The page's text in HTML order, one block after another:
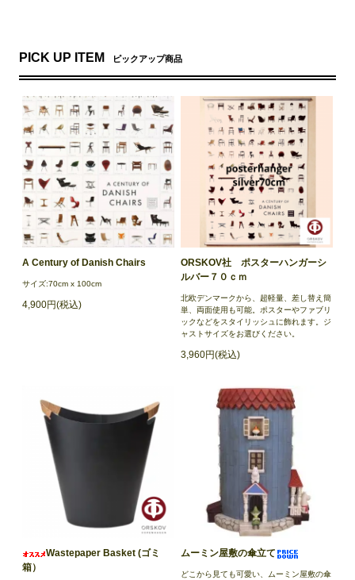
PICK UP ITEM ピックアップ商品
A Century of Danish Chairs
サイズ:70cm x 100cm
4,900円(税込)
ORSKOV社 ポスターハンガーシ
ルバー７０ｃｍ
北欧デンマークから、超軽量、差し替え簡
単、両面使用も可能。ポスターやファブリ
ックなどをスタイリッシュに飾れます。ジ
ャストサイズをお選びください。
3,960円(税込)
Wastepaper Basket (ゴミ
箱）
ムーミン屋敷の傘立て
どこから見ても可愛い、ムーミン屋敷の傘